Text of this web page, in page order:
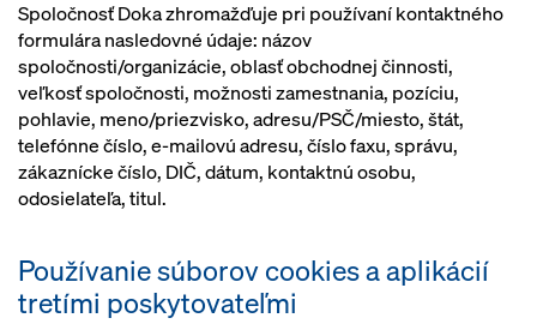
Spoločnosť Doka zhromažďuje pri používaní kontaktného
formulára nasledovné údaje: názov
spoločnosti/organizácie, oblasť obchodnej činnosti,
veľkosť spoločnosti, možnosti zamestnania, pozíciu,
pohlavie, meno/priezvisko, adresu/PSČ/miesto, štát,
telefónne číslo, e-mailovú adresu, číslo faxu, správu,
zákaznícke číslo, DIČ, dátum, kontaktnú osobu,
odosielateľa, titul.
Používanie súborov cookies a aplikácií
tretími poskytovateľmi